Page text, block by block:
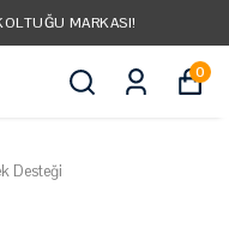
MARKASI!
0
Desteği